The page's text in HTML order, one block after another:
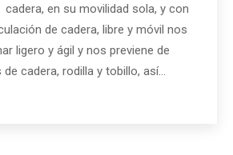
en su movilidad sola, y con
de cadera, libre y móvil nos
ligero y ágil y nos previene de
cadera, rodilla y tobillo, así…